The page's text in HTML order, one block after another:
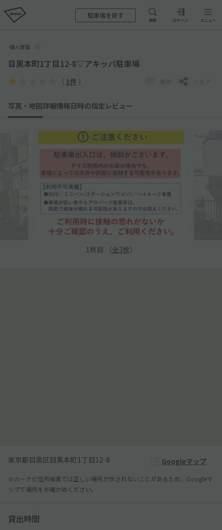
駐車場を貸す
検索 ログイン メニュー
個人管理
目黒本町1丁目12-8▽アキッパ駐車場
（ 1件 ） 保存 シェア
写真・地図詳細情報日時の指定 レビュー
1 枚目 （全3枚）
東京都目黒区目黒本町1丁目12-8 Googleマップ
※カーナビ住所検索では正しい場所が示されないことがあるため、Googleマ
ップで場所をお確かめください。
貸出時間